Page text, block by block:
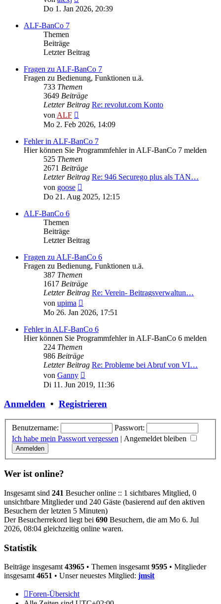
Beitrag
Do 1. Jan 2026, 20:39
ALF-BanCo 7
Themen
Beiträge
Letzter Beitrag
Fragen zu ALF-BanCo 7
Fragen zu Bedienung, Funktionen u.ä.
733 Themen
3649 Beiträge
Letzter Beitrag Re: revolut.com Konto
vonALF
Beitrag
Mo 2. Feb 2026, 14:09
Fehler in ALF-BanCo 7
Hier können Sie Programmfehler in ALF-BanCo 7 melden
525 Themen
2671 Beiträge
Letzter Beitrag Re: 946 Securego plus als TAN…
von goose
Beitrag
Do 21. Aug 2025, 12:15
ALF-BanCo 6
Themen
Beiträge
Letzter Beitrag
Fragen zu ALF-BanCo 6
Fragen zu Bedienung, Funktionen u.ä.
387 Themen
1617 Beiträge
Letzter Beitrag Re: Verein- Beitragsverwaltun…
von upima
Beitrag
Mo 26. Jan 2026, 17:51
Fehler in ALF-BanCo 6
Hier können Sie Programmfehler in ALF-BanCo 6 melden
224 Themen
986 Beiträge
Letzter Beitrag Re: Probleme bei Abruf von VI…
von Ganny
Beitrag
Di 11. Jun 2019, 11:36
Anmelden • Registrieren
Benutzername:
Passwort:
Ich habe mein Passwort vergessen | Angemeldet bleiben
Wer ist online?
Insgesamt sind 241 Besucher online :: 1 sichtbares Mitglied, 0
unsichtbare Mitglieder und 240 Gäste (basierend auf den aktiven
Besuchern der letzten 5 Minuten)
Der Besucherrekord liegt bei 690 Besuchern, die am Mo 6. Jul
2026, 08:04 gleichzeitig online waren.
Statistik
Beiträge insgesamt 43965 • Themen insgesamt 9595 • Mitglieder
insgesamt 4651 • Unser neuestes Mitglied: jmsit
Foren-Übersicht